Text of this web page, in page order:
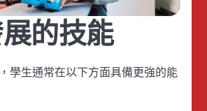
的技能
學生通常在以下方面具備更強的能